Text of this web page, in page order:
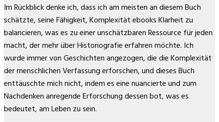
Im Rückblick denke ich, dass ich am meisten an diesem Buch
schätzte, seine Fähigkeit, Komplexität ebooks Klarheit zu
balancieren, was es zu einer unschätzbaren Ressource für jeden
macht, der mehr über Historiografie erfahren möchte. Ich
wurde immer von Geschichten angezogen, die die Komplexität
der menschlichen Verfassung erforschen, und dieses Buch
enttäuschte mich nicht, indem es eine nuancierte und zum
Nachdenken anregende Erforschung dessen bot, was es
bedeutet, am Leben zu sein.